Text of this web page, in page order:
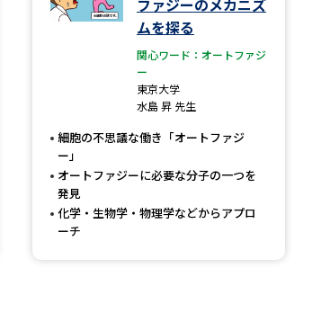
高等学校卒業程度認定試験
大学検索
ファジーのメカニズ
ムを探る
関心ワード：オートファジ
ー
東京大学
水島 昇 先生
細胞の不思議な働き「オートファジ
ー」
オートファジーに必要な分子の一つを
発見
化学・生物学・物理学などからアプロ
ーチ